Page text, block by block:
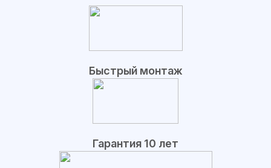
Быстрый монтаж
Гарантия 10 лет